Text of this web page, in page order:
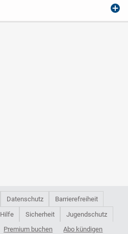
Datenschutz
Barrierefreiheit
Hilfe Sicherheit
Jugendschutz
Premium buchen Abo kündigen